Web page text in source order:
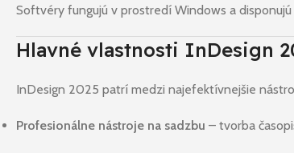
Softvéry fungujú v prostredí Windows a
Hlavné vlastnosti InDesign
InDesign 2025 patrí medzi najefektívnejšie
Profesionálne nástroje na sadzbu – tvorba